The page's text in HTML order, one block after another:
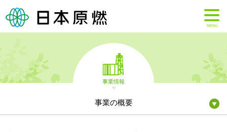
MENU
事業情報
事業の概要